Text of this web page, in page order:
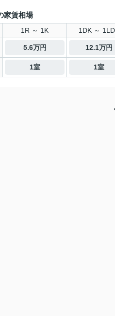
家賃相場
1R ～ 1K 1DK ～
5.6万円 12.1万円
1室 1室